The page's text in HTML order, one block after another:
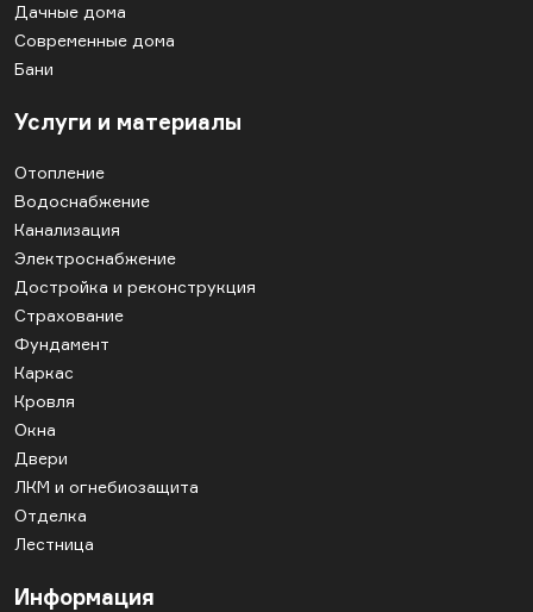
Дачные дома
Современные дома
Бани
Услуги и материалы
Отопление
Водоснабжение
Канализация
Электроснабжение
Достройка и реконструкция
Страхование
Фундамент
Каркас
Кровля
Окна
Двери
ЛКМ и огнебиозащита
Отделка
Лестница
Информация